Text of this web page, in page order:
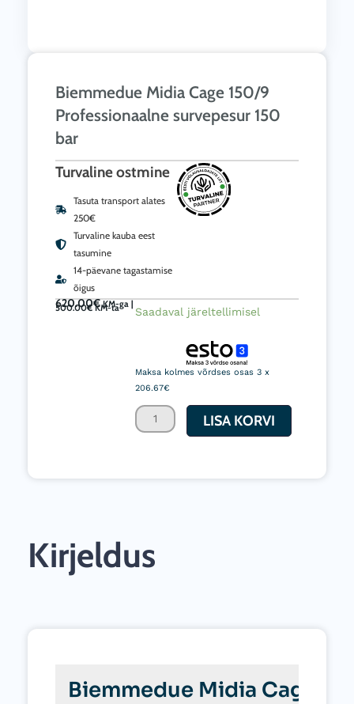
Biemmedue Midia Cage 150/9
Professionaalne survepesur 150
bar
Turvaline ostmine
Tasuta transport alates
250€
Turvaline kauba eest
tasumine
14-päevane tagastamise
õigus
620.00€ KM-ga |
500.00€KM-ta Saadaval järeltellimisel
Maksa kolmes võrdses osas 3 x
206.67€
Biemmedue
150/9
Professionaalne
survepesur
150
LISA KORVI
Kirjeldus
Biemmedue Midia Cage